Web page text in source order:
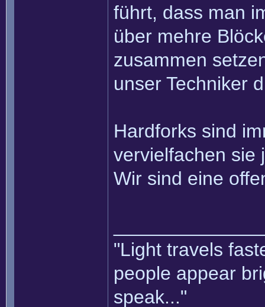
führt, dass man
über mehre
zusammen
unser Techniker
Hardforks sind
vervielfachen sie
Wir sind eine
"Light travels
people appear
speak..."